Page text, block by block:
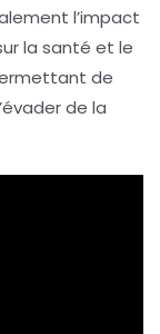
l’impact
la santé et le
de
de la